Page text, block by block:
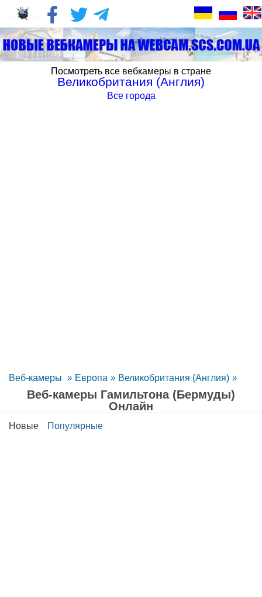
Посмотреть все вебкамеры в стране
Великобритания (Англия)
Все города
Веб-камеры » Европа » Великобритания (Англия) »
Веб-камеры Гамильтона (Бермуды)
Oнлайн
Новые Популярные